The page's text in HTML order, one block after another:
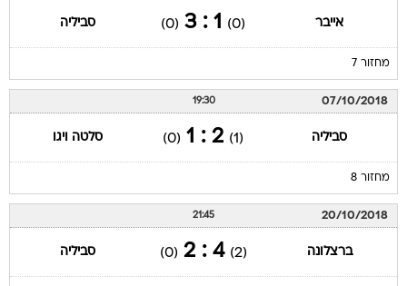
אייבר (0)
1 : 3
(0) סביליה
מחזור 7
07/10/2018
19:30
סביליה (1)
2 : 1
(0) סלטה ויגו
מחזור 8
20/10/2018
21:45
ברצלונה (2)
4 : 2
(0) סביליה